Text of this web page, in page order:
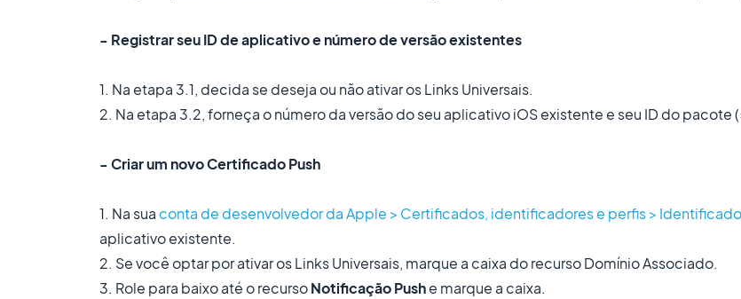
- Registrar seu ID de aplicativo e número de versão existentes
1. Na etapa 3.1, decida se deseja ou não ativar os Links Universais.
2. Na etapa 3.2, forneça o número da versão do seu aplicativo iOS existente e seu ID do pacote
- Criar um novo Certificado Push
1. Na sua conta de desenvolvedor da Apple > Certificados, identificadores e perfis >
aplicativo existente.
2. Se você optar por ativar os Links Universais, marque a caixa do recurso Domínio Associado.
3. Role para baixo até o recursoNotificação Pushe marque a caixa.